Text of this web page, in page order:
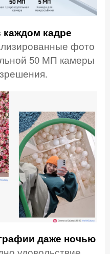
каждом кадре
фото
50 МП камеры
даже ночью